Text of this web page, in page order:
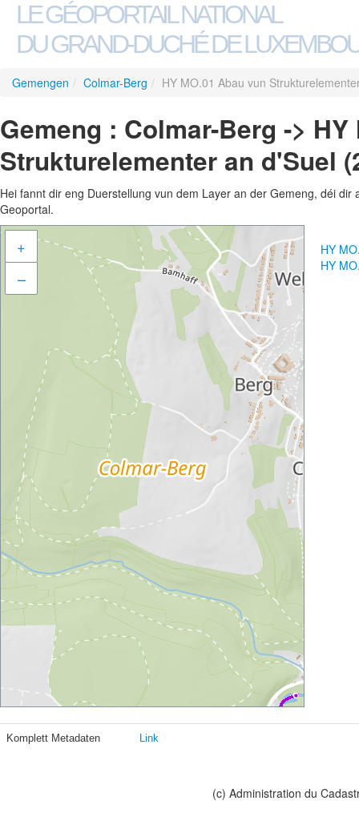
LE GÉOPORTAIL NATIONAL
DU GRAND-DUCHÉ DE
Gemengen / Colmar-Berg / HY MO.01 Abau vun
Gemeng : Colmar-Berg ->
Strukturelementer an d'Suel
Hei fannt dir eng Duerstellung vun dem Layer an der Gemeng, déi
Geoportal.
+
–
HY
HY
Komplett Metadaten Link
(c) Administration du